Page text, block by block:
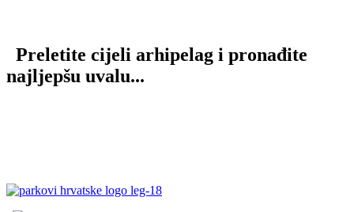
Preletite cijeli arhipelag i pronađite
najljepšu uvalu...